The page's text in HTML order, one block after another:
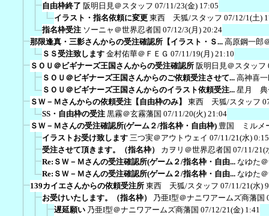
自由枠終了 阪明日見＠スタッフ 07/11/23(金) 17:05
イラスト・指名依頼に変更 東西 天狐/スタッフ 07/12/1(土)
指名枠受注 ソーニャ＠世界忍者国 07/12/3(月) 20:24
那限逢真・三影さんからの受注確認所【イラスト・Ｓ... 高原鋼一郎
ＳＳ受注致します 金村佑華＠ＦＥＧ 07/11/19(月) 21:10
ＳＯＵ＠ビギナーズ王国さんからの受注確認所 阪明日見＠スタッフ
ＳＯＵ＠ビギナーズ王国さんからのご依頼受注させて... 高神喜
ＳＯＵ＠ビギナーズ王国さんからのイラスト依頼受注... 星月 典
ＳＷ－Ｍさんからの依頼受注【自由枠のみ】
東西 天狐/スタッフ
SS・自由枠の受注 黒霧＠玄霧藩国 07/11/20(火) 21:04
ＳＷ－Ｍさんの受注確認所(ゲーム２/指名枠・自由枠) 豊国 ミルメ
イラストお受け致します 三つ実＠アウトウェイ 07/11/21(水) 0:15
受注させて頂きます。（指名枠）
カヲリ＠世界忍者国 07/11/21(
Re:ＳＷ－Ｍさんの受注確認所(ゲーム２/指名枠・自由... なゆた
Re:ＳＷ－Ｍさんの受注確認所(ゲーム２/指名枠・自由... なゆた
139カイエさんからの依頼受注所 東西 天狐/スタッフ 07/11/21(水)
お受けいたします。（指名枠）
乃亜I型＠ナニワアームズ商藩国
遅延願い 乃亜I型＠ナニワアームズ商藩国 07/12/21(金) 1:41